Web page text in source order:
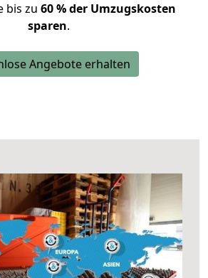
bis zu 60 % der Umzugskosten
sparen.
Angebote erhalten